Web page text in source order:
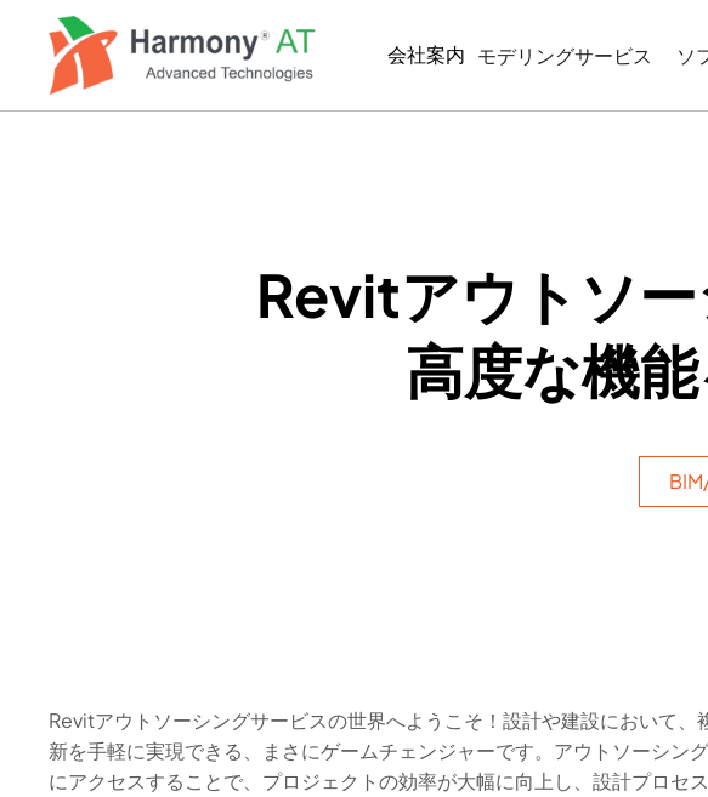
会社案内 モデリングサービス
SIMULATIONと
ソ
Revitアウトソ
高度な機
Revitアウトソーシングサービスの世界へようこそ！設計や建設において、
新を手軽に実現できる、まさにゲームチェンジャーです。アウトソーシン
にアクセスすることで、プロジェクトの効率が大幅に向上し、設計プロセ